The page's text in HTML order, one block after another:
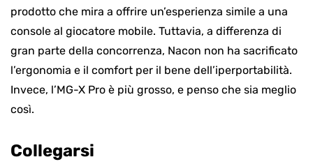
prodotto che mira a offrire un’esperienza simile a una
console al giocatore mobile. Tuttavia, a differenza di
gran parte della concorrenza, Nacon non ha sacrificato
l’ergonomia e il comfort per il bene dell’iperportabilità.
Invece, l’MG-X Pro è più grosso, e penso che sia meglio
così.
Collegarsi